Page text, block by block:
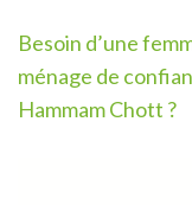
Navigation
de
l’article
Besoin d’une
ménage de
Hammam Chott ?